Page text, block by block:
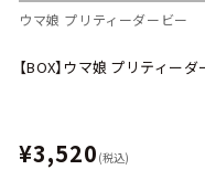
ウマ娘 プリティーダービー
【BOX】ウマ娘 プリティー
¥3,520 (税込)